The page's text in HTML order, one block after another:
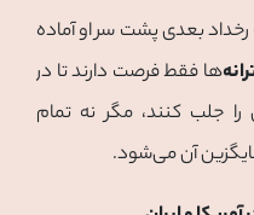
بعدی پشت سر او آماده
ها فقط فرصت دارند تا در
جلب کنند، مگر نه تمام
آن می‌شود.